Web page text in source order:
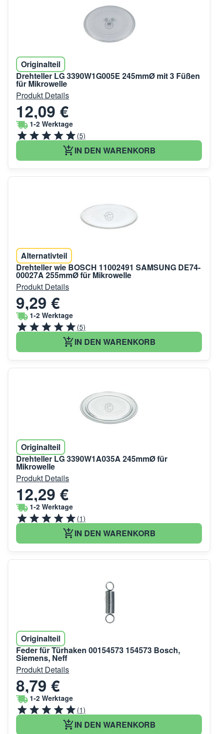
Originalteil
Drehteller LG 3390W1G005E 245mmØ mit 3 Füßen
für Mikrowelle
Produkt Details
12,09 €
1-2 Werktage
(5)
IN DEN WARENKORB
Alternativteil
Drehteller wie BOSCH 11002491 SAMSUNG DE74-
00027A 255mmØ für Mikrowelle
Produkt Details
9,29 €
1-2 Werktage
(5)
IN DEN WARENKORB
Originalteil
Drehteller LG 3390W1A035A 245mmØ für
Mikrowelle
Produkt Details
12,29 €
1-2 Werktage
(1)
IN DEN WARENKORB
Originalteil
Feder für Türhaken 00154573 154573 Bosch,
Siemens, Neff
Produkt Details
8,79 €
1-2 Werktage
(1)
IN DEN WARENKORB